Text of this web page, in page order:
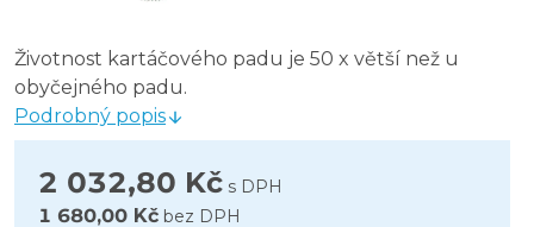
Životnost kartáčového padu je 50 x větší než u
obyčejného padu.
Podrobný popis
2 032,80 Kč s DPH
1 680,00 Kč bez DPH